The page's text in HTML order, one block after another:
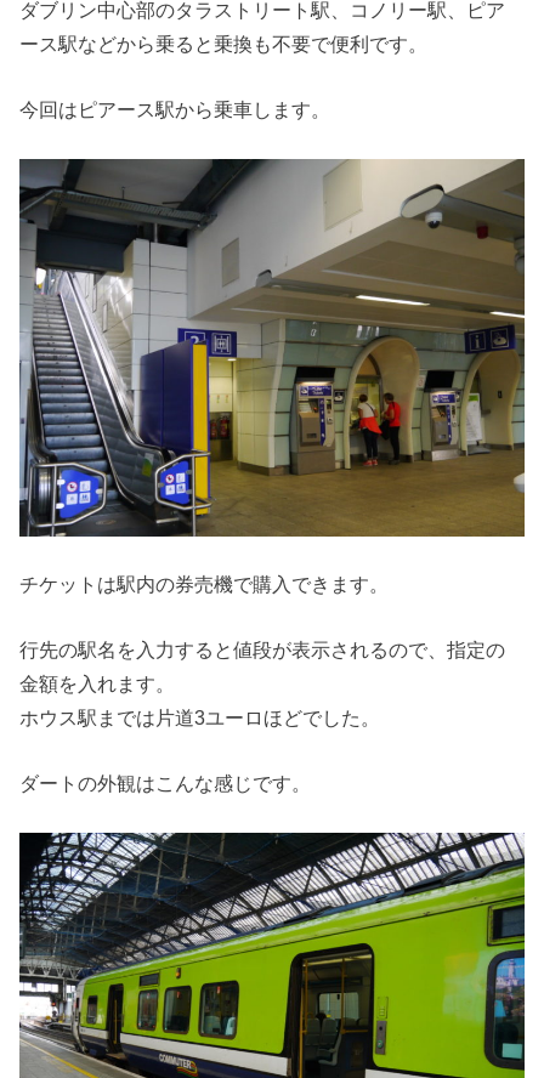
ダブリン中心部のタラストリート駅、コノリー駅、ピア
ース駅などから乗ると乗換も不要で便利です。
今回はピアース駅から乗車します。
チケットは駅内の券売機で購入できます。
行先の駅名を入力すると値段が表示されるので、指定の
金額を入れます。
ホウス駅までは片道3ユーロほどでした。
ダートの外観はこんな感じです。